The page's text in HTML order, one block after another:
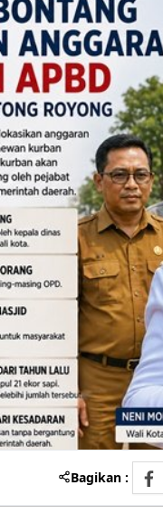
Bagikan :